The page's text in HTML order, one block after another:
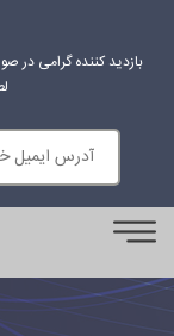
بازدید کننده گرامی در